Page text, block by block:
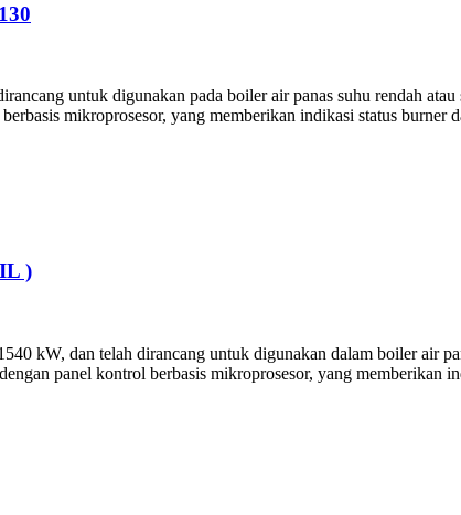
untuk digunakan pada boiler air panas suhu rendah
mikroprosesor, yang memberikan indikasi status burner
)
kW, dan telah dirancang untuk digunakan dalam boiler air
panel kontrol berbasis mikroprosesor, yang memberikan